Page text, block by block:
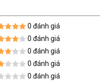
0 đánh giá
0 đánh giá
0 đánh giá
0 đánh giá
0 đánh giá